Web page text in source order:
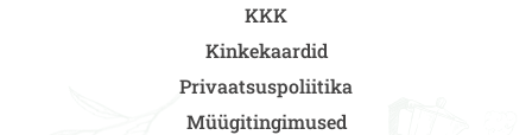
KKK
Kinkekaardid
Privaatsuspoliitika
Müügitingimused